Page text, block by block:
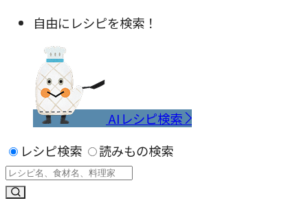
自由にレシピを検索！
AIレシピ検索
レシピ検索
読みもの検索